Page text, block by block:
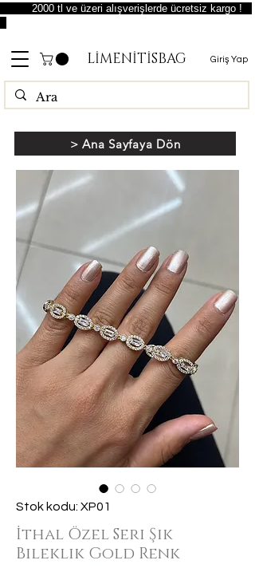
LİMENİTİSBAG Giriş Yap
2000 tl ve üzeri alışverişlerde ücretsiz kargo !
Stok kodu: XP01
İthal Özel Seri Şık
Bileklik Gold Renk
> Ana Sayfaya Dön